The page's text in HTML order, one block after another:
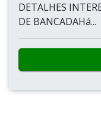
DETALHES
DE BANCADAHá...